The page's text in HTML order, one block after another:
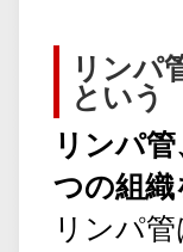
リンパ
という
リンパ
つの組
リンパ